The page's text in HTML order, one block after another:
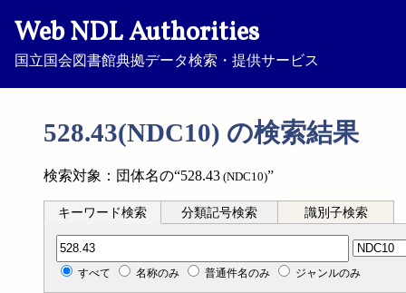
Web NDL Authorities
国立国会図書館典拠データ検索・提供サービス
528.43(NDC10) の検索結果
検索対象：団体名の“528.43 (NDC10)”
キーワード検索 分類記号検索 識別子検索
分類記号検索
すべて 名称のみ 普通件名のみ ジャンルのみ